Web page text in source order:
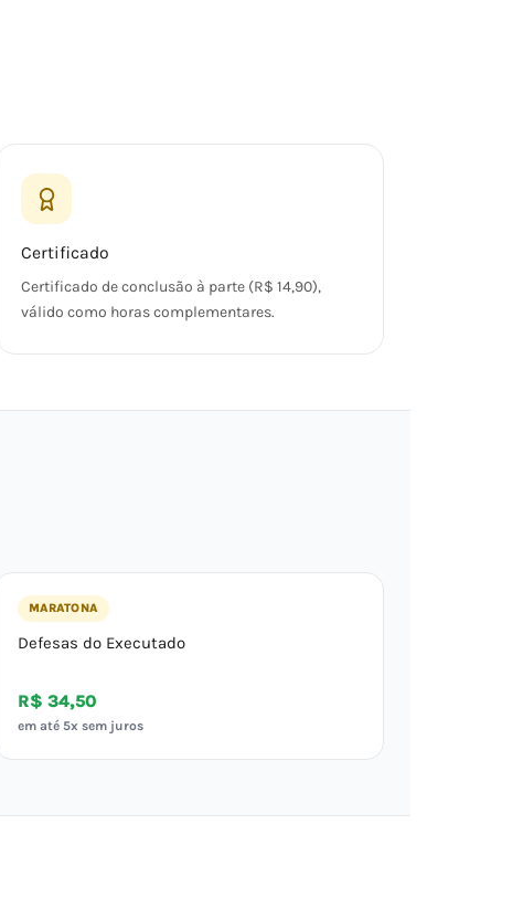
Certificado
Certificado de conclusão à parte (R$ 14,90),
válido como horas complementares.
MARATONA
Defesas do Executado
R$ 34,50
em até 5x sem juros